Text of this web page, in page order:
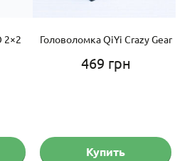
2×2
Головоломка QiYi Crazy Gear
469 грн
Купить